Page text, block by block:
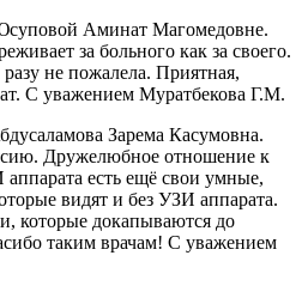
Аминат Магомедовне.
за больного как за своего.
не пожалела. Приятная,
С уважением Муратбекова Г.М.
Зарема Касумовна.
Дружелюбное отношение к
есть ещё свои умные,
видят и без УЗИ аппарата.
которые докапываются до
таким врачам! С уважением